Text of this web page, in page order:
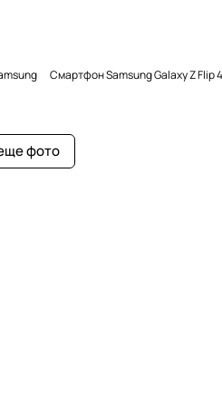
Смартфон Samsung Galaxy Z Flip
фото